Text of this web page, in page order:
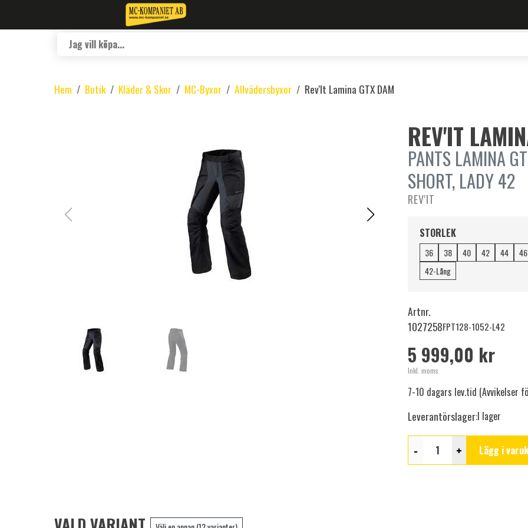
Hem Butik Kläder & Skor MC-Byxor Allvädersbyxor Rev'It Lamina GTX DAM
REV'IT
PANTS LAMINA
SHORT, LADY 42
REV'IT
STORLEK
36 38 40 42 44 46
42-Lång
Artnr.
1027258FPT128-1052-L42
5 999,00 kr
Inkl. moms
7-10 dagars lev.tid (Avvikelser
Leverantörslager:I lager
- + Lägg i